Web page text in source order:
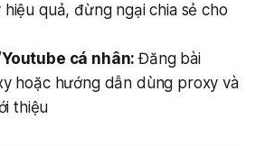
quả, đừng ngại chia sẻ cho
cá nhân:Đăng bài
hoặc hướng dẫn dùng proxy và
thiệu